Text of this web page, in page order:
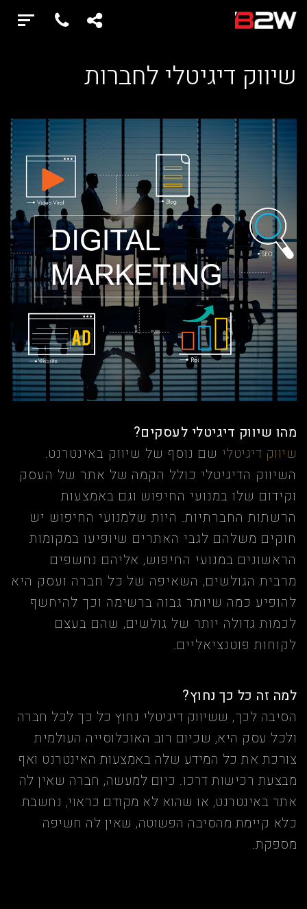
שיווק דיגיטלי לחברות
מהו שיווק דיגיטלי לעסקים?
שיווק דיגיטלי שם נוסף של שיווק באינטרנט.
השיווק הדיגיטלי כולל הקמה של אתר של העסק
וקידום שלו במנועי החיפוש וגם באמצעות
הרשתות החברתיות. היות שלמנועי החיפוש יש
חוקים משלהם לגבי האתרים שיופיעו במקומות
הראשונים במנועי החיפוש, אליהם נחשפים
מרבית הגולשים, השאיפה של כל חברה ועסק היא
להופיע כמה שיותר גבוה ברשימה וכך להיחשף
לכמות גדולה יותר של גולשים, שהם בעצם
לקוחות פוטנציאליים.
למה זה כל כך נחוץ?
הסיבה לכך, ששיווק דיגיטלי נחוץ כל כך לכל חברה
ולכל עסק היא, שכיום רוב האוכלוסייה העולמית
צורכת את כל המידע שלה באמצעות האינטרנט ואף
מבצעת רכישות דרכו. כיום למעשה, חברה שאין לה
אתר באינטרנט, או שהוא לא מקודם כראוי, נחשבת
כלא קיימת מהסיבה הפשוטה, שאין לה חשיפה
מספקת.